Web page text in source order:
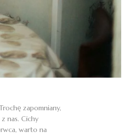
zapomniany,
nas. Cichy
warto na